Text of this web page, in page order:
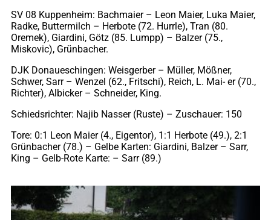
SV 08 Kuppenheim: Bachmaier – Leon Maier, Luka Maier,
Radke, Buttermilch – Herbote (72. Hurrle), Tran (80.
Oremek), Giardini, Götz (85. Lumpp) – Balzer (75.,
Miskovic), Grünbacher.
DJK Donaueschingen: Weisgerber – Müller, Mößner,
Schwer, Sarr – Wenzel (62., Fritschi), Reich, L. Mai- er (70.,
Richter), Albicker – Schneider, King.
Schiedsrichter: Najib Nasser (Ruste) – Zuschauer: 150
Tore: 0:1 Leon Maier (4., Eigentor), 1:1 Herbote (49.), 2:1
Grünbacher (78.) – Gelbe Karten: Giardini, Balzer – Sarr,
King – Gelb-Rote Karte: – Sarr (89.)